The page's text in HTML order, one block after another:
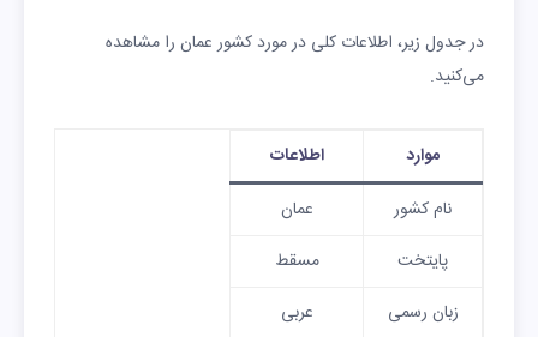
در جدول زیر، اطلاعات کلی در مورد کشور عمان را مشاهده
می‌کنید.
موارد
اطلاعات
نام کشور
عمان
پایتخت
مسقط
زبان رسمی
عربی